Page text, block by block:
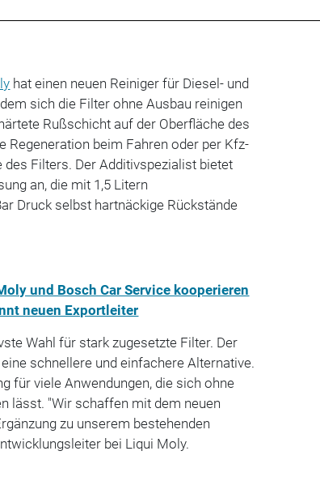
hat einen neuen Reiniger für Diesel- und
sich die Filter ohne Ausbau reinigen
Rußschicht auf der Oberfläche des
Regeneration beim Fahren oder per Kfz-
Filters. Der Additivspezialist bietet
an, die mit 1,5 Litern
Druck selbst hartnäckige Rückstände
und Bosch Car Service kooperieren
neuen Exportleiter
Wahl für stark zugesetzte Filter. Der
schnellere und einfachere Alternative.
für viele Anwendungen, die sich ohne
lässt. "Wir schaffen mit dem neuen
zu unserem bestehenden
bei Liqui Moly.